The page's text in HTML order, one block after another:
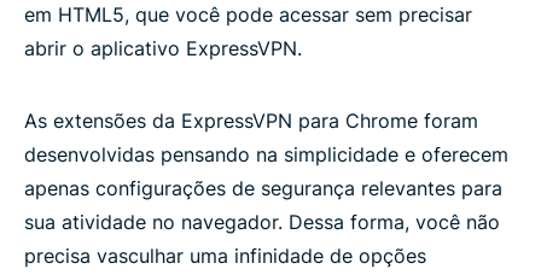
em HTML5, que você pode acessar sem precisar
abrir o aplicativo ExpressVPN.
As extensões da ExpressVPN para Chrome foram
desenvolvidas pensando na simplicidade e oferecem
apenas configurações de segurança relevantes para
sua atividade no navegador. Dessa forma, você não
precisa vasculhar uma infinidade de opções